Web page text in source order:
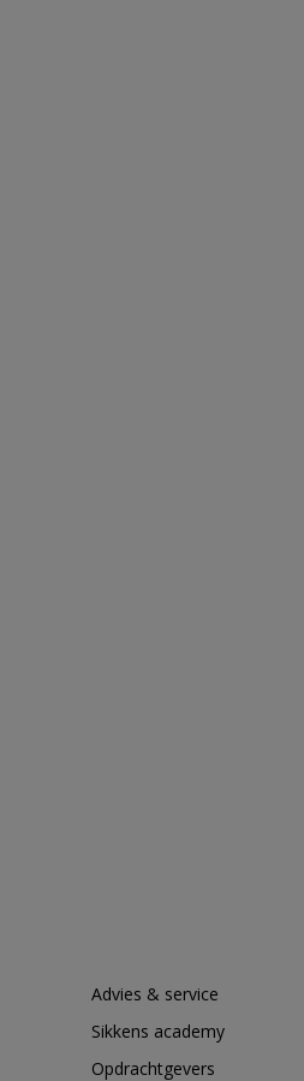
Advies & service
Sikkens academy
Opdrachtgevers